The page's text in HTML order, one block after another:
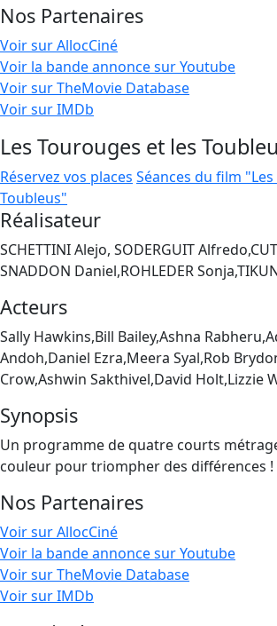
Nos Partenaires
Voir sur AllocCiné
Voir la bande annonce sur Youtube
Voir sur TheMovie Database
Voir sur IMDb
Les Tourouges et les
Réservez vos places Séances du film
Toubleus"
Réalisateur
SCHETTINI Alejo, SODERGUIT
SNADDON Daniel,ROHLEDER
Acteurs
Sally Hawkins,Bill Bailey,Ashna
Andoh,Daniel Ezra,Meera Syal,Rob
Crow,Ashwin Sakthivel,David Holt,Lizzie
Synopsis
Un programme de quatre courts
couleur pour triompher des différences !
Nos Partenaires
Voir sur AllocCiné
Voir la bande annonce sur Youtube
Voir sur TheMovie Database
Voir sur IMDb